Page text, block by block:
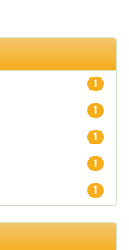
Vicentis;
Alexandre
1
1
1
1
1